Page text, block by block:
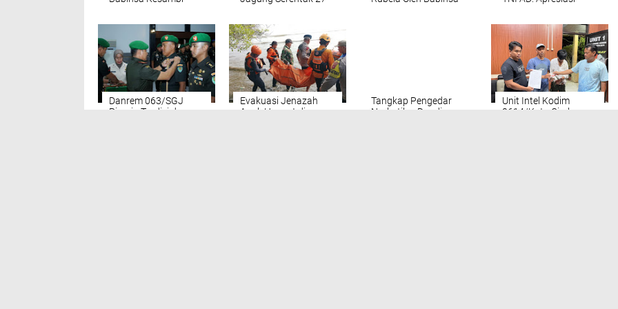
Posbindu.
Danrem 063/SGJ
Pimpin Tradisi dan
Evakuasi Jenazah
Anak Hanyut di
Tangkap Pengedar
Narkotika, Dandim
Unit Intel Kodim
0614/Kota Cirebon,